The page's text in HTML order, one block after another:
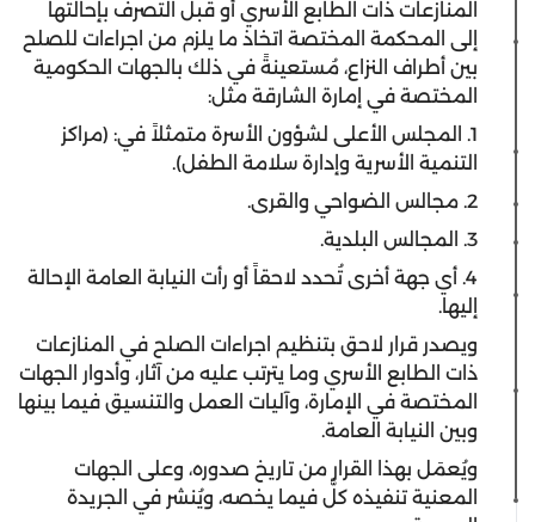
المنازعات ذات الطابع الأسري أو قبل التصرف بإحالتها
إلى المحكمة المختصة اتخاذ ما يلزم من اجراءات للصلح
بين أطراف النزاع، مُستعينةً في ذلك بالجهات الحكومية
المختصة في إمارة الشارقة مثل:
1. المجلس الأعلى لشؤون الأسرة متمثلاً في: (مراكز
التنمية الأسرية وإدارة سلامة الطفل).
2. مجالس الضواحي والقرى.
3. المجالس البلدية.
4. أي جهة أخرى تُحدد لاحقاً أو رأت النيابة العامة الإحالة
إليها.
ويصدر قرار لاحق بتنظيم اجراءات الصلح في المنازعات
ذات الطابع الأسري وما يترتب عليه من آثار، وأدوار الجهات
المختصة في الإمارة، وآليات العمل والتنسيق فيما بينها
وبين النيابة العامة.
ويُعمَل بهذا القرار من تاريخ صدوره، وعلى الجهات
المعنية تنفيذه كلٌّ فيما يخصه، ويُنشر في الجريدة